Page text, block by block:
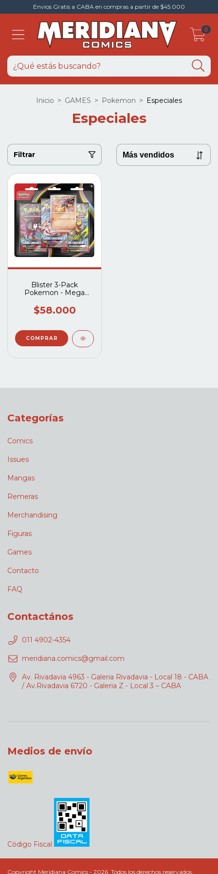
Envios Gratis a CABA en compras a partir de $45.000
0
Inicio > GAMES > Pokemon > Especiales
Especiales
Filtrar
Blister 3-Pack
Pokemon - Mega
Creciente (español)
$58.000
Categorías
Comics
Issues
Mangas
Remeras
Merchandising
Figuras
Games
Contacto
FAQ
Contactános
011 4902-4354
meridiana.comics@gmail.com
Av. Rivadavia 4963 - Galeria Rivadavia - Local 18 - CABA
/ Av.Rivadavia 6720 - Galeria Z - Local 3 – CABA
Medios de envío
Código Fiscal
Copyright Meridiana Comics - 2026. Todos los derechos reservados.